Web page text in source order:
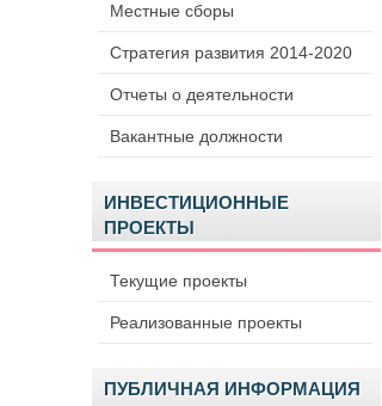
Местные сборы
Стратегия развития 2014-2020
Отчеты о деятельности
Вакантные должности
ИНВЕСТИЦИОННЫЕ
ПРОЕКТЫ
Текущие проекты
Реализованные проекты
ПУБЛИЧНАЯ ИНФОРМАЦИЯ